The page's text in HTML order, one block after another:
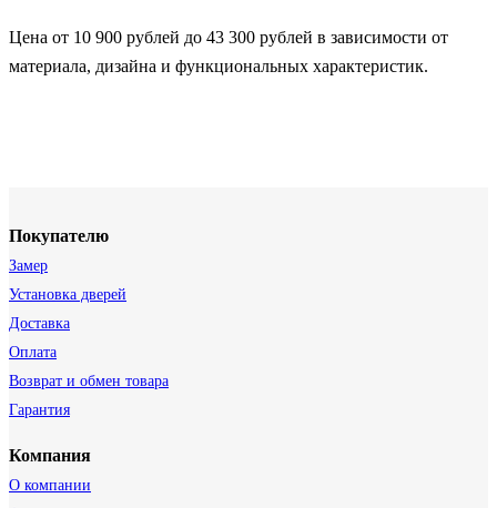
Цена от 10 900 рублей до 43 300 рублей в зависимости от
материала, дизайна и функциональных характеристик.
Покупателю
Замер
Установка дверей
Доставка
Оплата
Возврат и обмен товара
Гарантия
Компания
О компании